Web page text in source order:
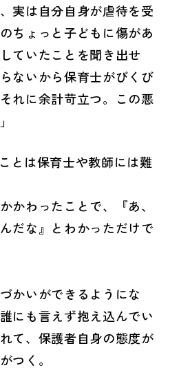
実は自分自身が虐待を受
ちょっと子どもに傷があ
ていたことを聞き出せ
ないから保育士がびくび
れに余計苛立つ。この悪
とは保育士や教師には難
かわったことで、『あ、
だな』とわかっただけで
かいができるようにな
にも言えず抱え込んでい
て、保護者自身の態度が
つく。